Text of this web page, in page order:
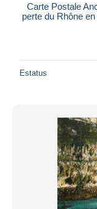
Carte Postale
perte du Rhône
Estatus